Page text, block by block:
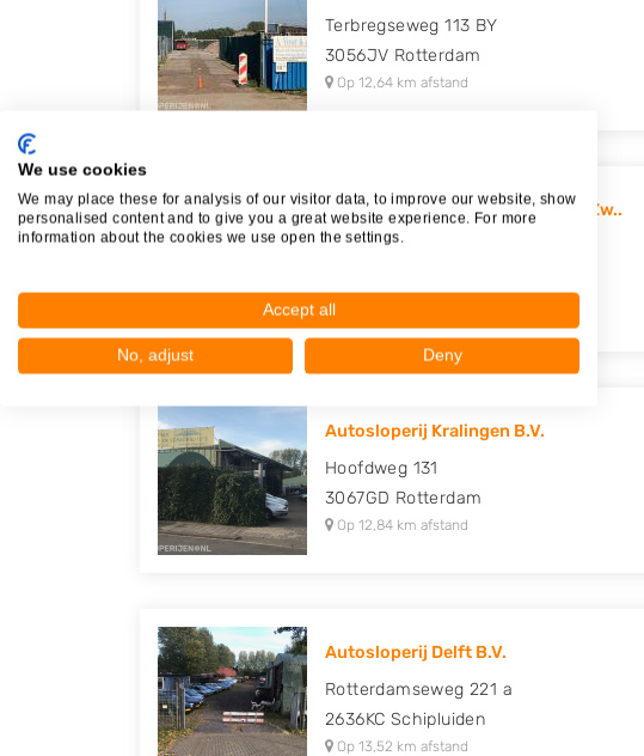
Terbregseweg 113 BY
3056JV Rotterdam
Op 12,64 km afstand
Autodemontagebedrijf Benelux Zw..
Langeweg 394
Op 12,79 km afstand
Autosloperij Kralingen B.V.
Hoofdweg 131
3067GD Rotterdam
Op 12,84 km afstand
Autosloperij Delft B.V.
Rotterdamseweg 221 a
2636KC Schipluiden
Op 13,52 km afstand
We use cookies
We may place these for analysis of our visitor data, to improve our website, show
personalised content and to give you a great website experience. For more
information about the cookies we use open the settings.
Accept all
No, adjust Deny